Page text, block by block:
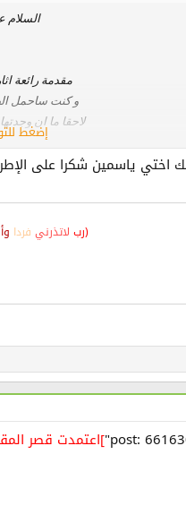
السلام
مقدمة رائعة
و كنت ساحمل
لاحقا ما ان
سارعت
حقا يا ترى
+ اسلوبك راق
إضغط
اختي ياسمين شكرا على
(رب لاتذرني فردا
]اعتمدت قصر